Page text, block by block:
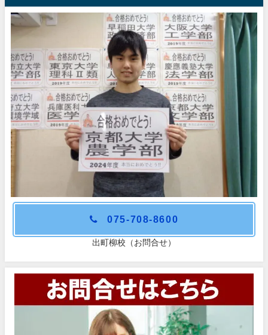
075-708-8600
出町柳校（お問合せ）